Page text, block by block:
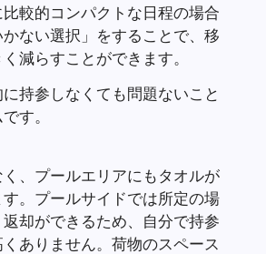
較的コンパクトな日程の場合
ない選択」をすることで、移
減らすことができます。
持参しなくても問題ないこと
す。
、プールエリアにもタオルが
。プールサイドでは所定の場
却ができるため、自分で持参
ありません。荷物のスペース